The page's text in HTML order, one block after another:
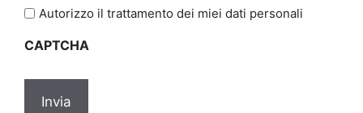
l'informativa
privacy
Autorizzo il trattamento dei miei dati personali
CAPTCHA